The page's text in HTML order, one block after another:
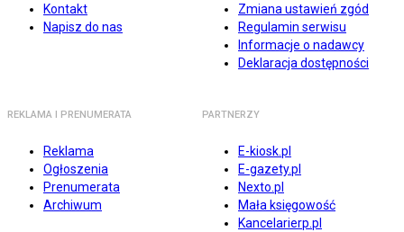
Kontakt
Napisz do nas
Zmiana ustawień zgód
Regulamin serwisu
Informacje o nadawcy
Deklaracja dostępności
REKLAMA I PRENUMERATA
Reklama
Ogłoszenia
Prenumerata
Archiwum
PARTNERZY
E-kiosk.pl
E-gazety.pl
Nexto.pl
Mała księgowość
Kancelarierp.pl